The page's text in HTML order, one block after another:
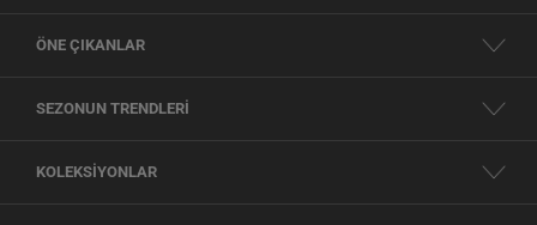
ÖNE ÇIKANLAR
SEZONUN TRENDLERİ
KOLEKSİYONLAR